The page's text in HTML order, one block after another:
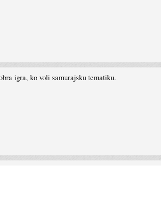
igra, ko voli samurajsku tematiku.